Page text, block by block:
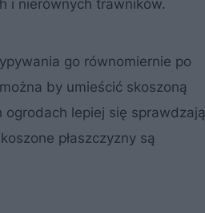
i nierównych trawników.
go równomiernie po
by umieścić skoszoną
lepiej się sprawdzają
płaszczyzny są